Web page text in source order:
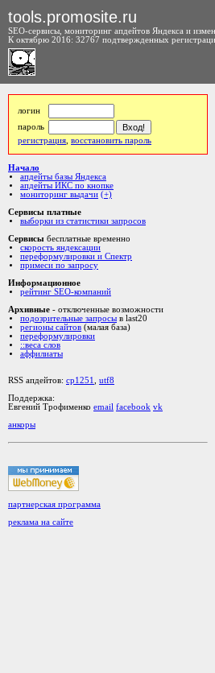
tools.promosite.ru
SEO-сервисы, мониторинг апдейтов Яндекса и
К октябрю 2016: 32767 подтвержденных
логин
пароль
регистрация восстановить пароль
Начало
апдейты базы Яндекса
апдейты ИКС по кнопке
мониторинг выдачи (+)
Сервисы платные
выборки из статистики запросов
Сервисы бесплатные временно
скорость яндексации
переформулировки и Спектр
примеси по запросу
Информационное
рейтинг SEO-компаний
Архивные - отключенные возможности
подозрительные запросы в last20
регионы сайтов (малая база)
переформулировки
::веса слов
аффилиаты
RSS апдейтов: cp1251
utf8
Поддержка:
Евгений Трофименко email facebook vk
анкоры
партнерская программа
реклама на сайте